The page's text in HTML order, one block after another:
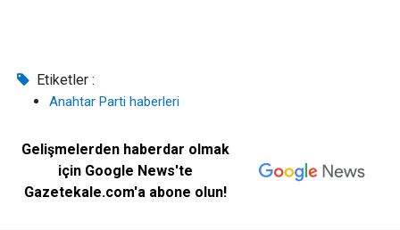
Etiketler :
Anahtar Parti haberleri
Gelişmelerden haberdar olmak
için Google News'te
Gazetekale.com'a abone olun!